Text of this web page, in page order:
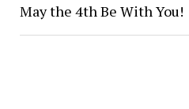
May the 4th Be With You!